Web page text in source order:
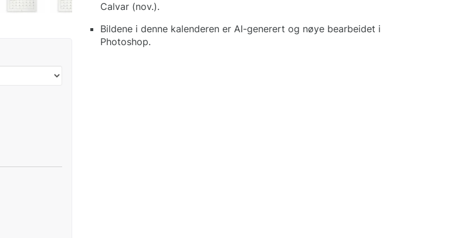
Calvar (nov.).
Bildene i denne kalenderen er AI-generert og nøye bearbeidet i
Photoshop.